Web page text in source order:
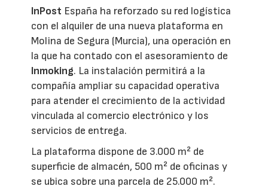
InPost España ha reforzado su red logística
con el alquiler de una nueva plataforma en
Molina de Segura (Murcia), una operación en
la que ha contado con el asesoramiento de
Inmoking. La instalación permitirá a la
compañía ampliar su capacidad operativa
para atender el crecimiento de la actividad
vinculada al comercio electrónico y los
servicios de entrega.
La plataforma dispone de 3.000 m² de
superficie de almacén, 500 m² de oficinas y
se ubica sobre una parcela de 25.000 m².